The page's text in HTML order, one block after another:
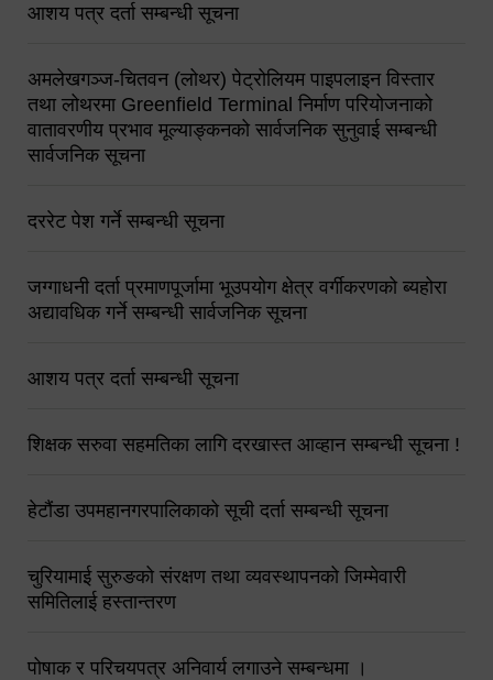
आशय पत्र दर्ता सम्बन्धी सूचना
अमलेखगञ्ज-चितवन (लोथर) पेट्रोलियम पाइपलाइन विस्तार
तथा लोथरमा Greenfield Terminal निर्माण परियोजनाको
वातावरणीय प्रभाव मूल्याङ्कनको सार्वजनिक सुनुवाई सम्बन्धी
सार्वजनिक सूचना
दररेट पेश गर्ने सम्बन्धी सूचना
जग्गाधनी दर्ता प्रमाणपूर्जामा भूउपयोग क्षेत्र वर्गीकरणको ब्यहोरा
अद्यावधिक गर्ने सम्बन्धी सार्वजनिक सूचना
आशय पत्र दर्ता सम्बन्धी सूचना
शिक्षक सरुवा सहमतिका लागि दरखास्त आव्हान सम्बन्धी सूचना !
हेटौंडा उपमहानगरपालिकाको सूची दर्ता सम्बन्धी सूचना
चुरियामाई सुरुङको संरक्षण तथा व्यवस्थापनको जिम्मेवारी
समितिलाई हस्तान्तरण
पोषाक र परिचयपत्र अनिवार्य लगाउने सम्बन्धमा ।